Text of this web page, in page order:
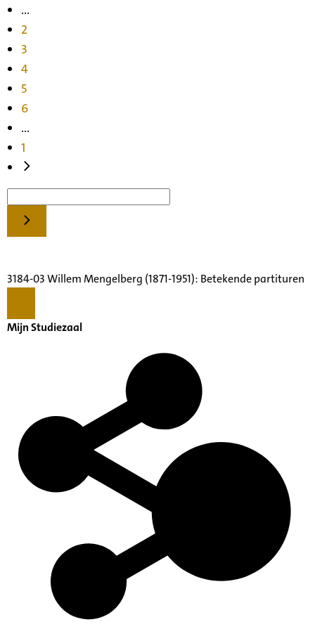
...
2
3
4
5
6
...
1
3184-03 Willem Mengelberg (1871-1951): Betekende partituren
Mijn Studiezaal